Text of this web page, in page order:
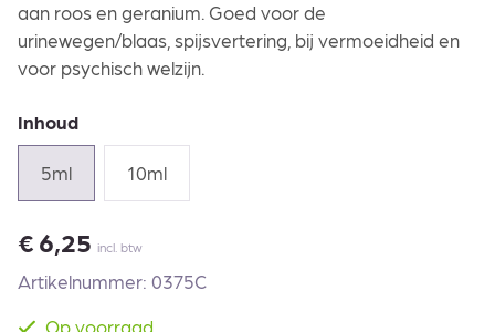
aan roos en geranium. Goed voor de
urinewegen/blaas, spijsvertering, bij vermoeidheid en
voor psychisch welzijn.
Inhoud
5ml 10ml
€ 6,25 incl. btw
Artikelnummer: 0375C
Op voorraad